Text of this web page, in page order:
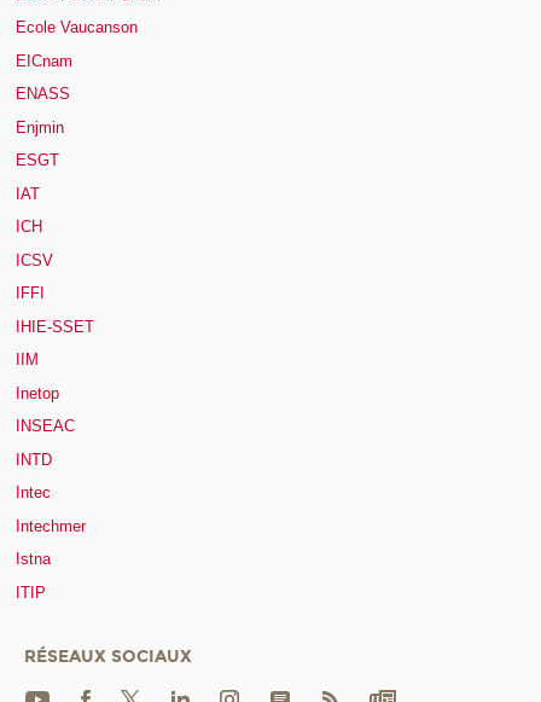
Ecole Vaucanson
EICnam
ENASS
Enjmin
ESGT
IAT
ICH
ICSV
IFFI
IHIE-SSET
IIM
Inetop
INSEAC
INTD
Intec
Intechmer
Istna
ITIP
RÉSEAUX SOCIAUX